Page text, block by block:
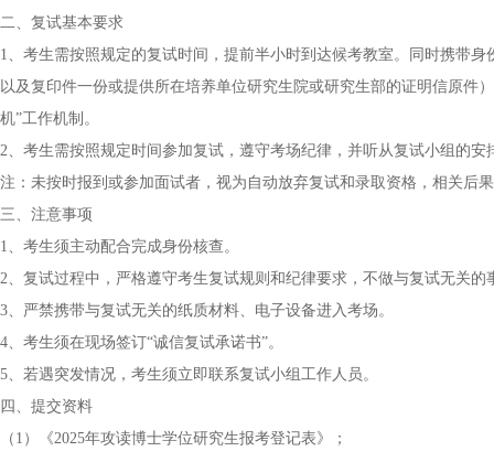
二、复试基本要求
1、考生需按照规定的复试时间，提前半小时到达候考教室。同时携带
以及复印件一份或提供所在培养单位研究生院或研究生部的证明信原件
机”工作机制。
2、考生需按照规定时间参加复试，遵守考场纪律，并听从复试小组的安
注：未按时报到或参加面试者，视为自动放弃复试和录取资格，相关后
三、注意事项
1、考生须主动配合完成身份核查。
2、复试过程中，严格遵守考生复试规则和纪律要求，不做与复试无关的
3、严禁携带与复试无关的纸质材料、电子设备进入考场。
4、考生须在现场签订“诚信复试承诺书”。
5、若遇突发情况，考生须立即联系复试小组工作人员。
四、提交资料
（1）《2025年攻读博士学位研究生报考登记表》；